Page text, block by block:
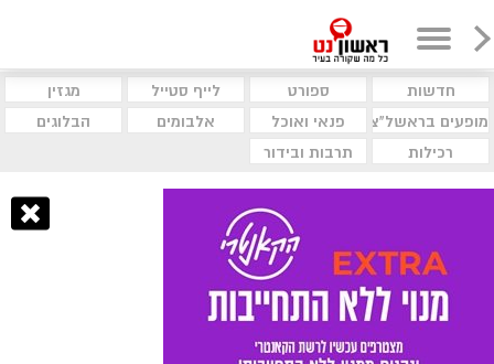
חדשות ספורט לייף סטייל
מגזין
מופעים בראשל"צ
פנאי ואוכל אלבומים
הבלוגים
רכילות
תרבות ובידור